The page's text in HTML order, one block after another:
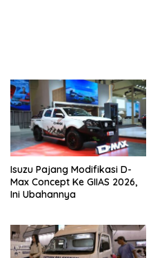
Isuzu Pajang Modifikasi D-
Max Concept Ke GIIAS 2026,
Ini Ubahannya